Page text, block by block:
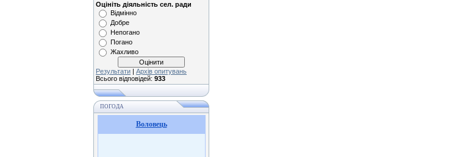
Оцініть діяльність сел. ради
Відмінно
Добре
Непогано
Погано
Жахливо
Результати | Архів опитувань
Всього відповідей: 933
ПОГОДА
Воловець